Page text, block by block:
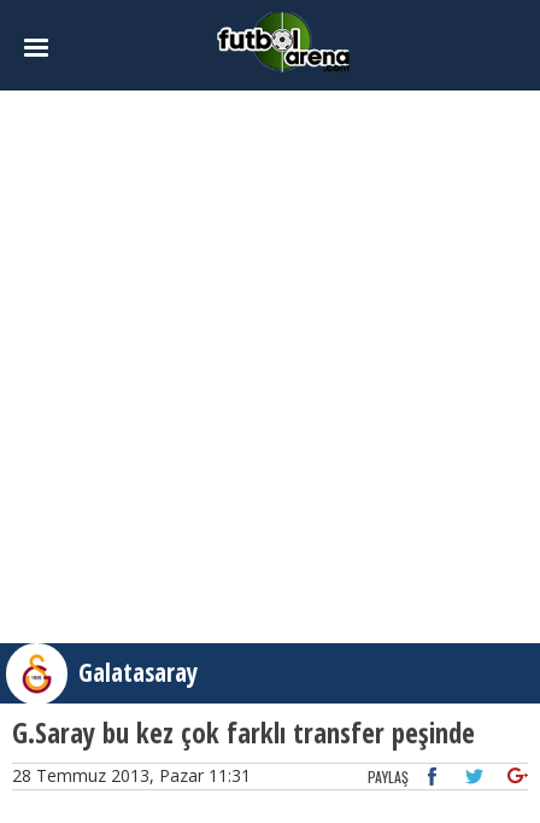
Galatasaray
G.Saray bu kez çok farklı transfer peşinde
28 Temmuz 2013, Pazar 11:31 PAYLAŞ